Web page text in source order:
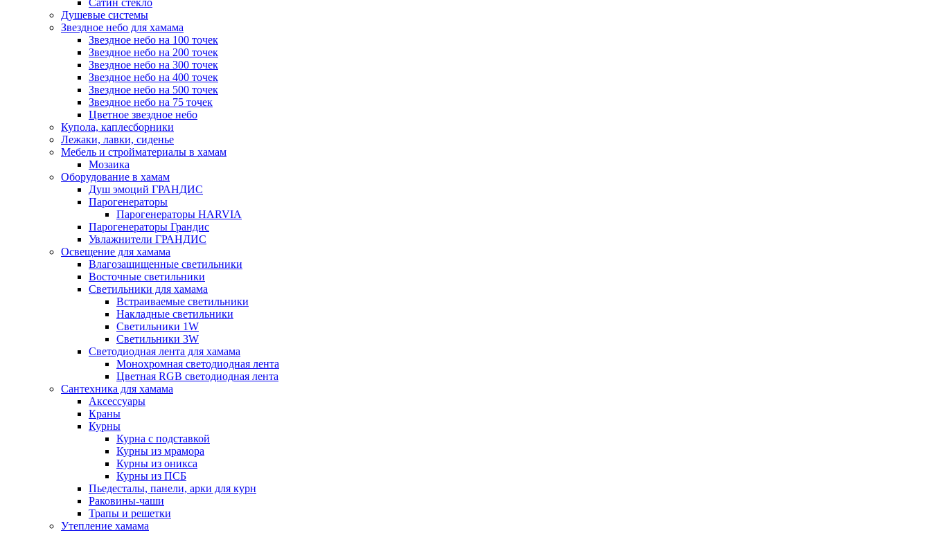
Сатин стекло
Душевые системы
Звездное небо для хамама
Звездное небо на 100 точек
Звездное небо на 200 точек
Звездное небо на 300 точек
Звездное небо на 400 точек
Звездное небо на 500 точек
Звездное небо на 75 точек
Цветное звездное небо
Купола, каплесборники
Лежаки, лавки, сиденье
Мебель и стройматериалы в хамам
Мозаика
Оборудование в хамам
Душ эмоций ГРАНДИС
Парогенераторы
Парогенераторы HARVIA
Парогенераторы Грандис
Увлажнители ГРАНДИС
Освещение для хамама
Влагозащищенные светильники
Восточные светильники
Светильники для хамама
Встраиваемые светильники
Накладные светильники
Светильники 1W
Светильники 3W
Светодиодная лента для хамама
Монохромная светодиодная лента
Цветная RGB светодиодная лента
Сантехника для хамама
Аксессуары
Краны
Курны
Курна с подставкой
Курны из мрамора
Курны из оникса
Курны из ПСБ
Пьедесталы, панели, арки для курн
Раковины-чаши
Трапы и решетки
Утепление хамама